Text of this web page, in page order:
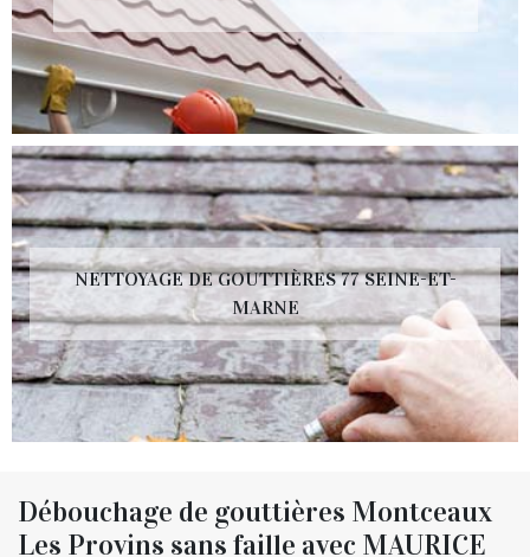
NETTOYAGE DE GOUTTIÈRES 77 SEINE-ET-
MARNE
Débouchage de gouttières Montceaux
Les Provins sans faille avec MAURICE